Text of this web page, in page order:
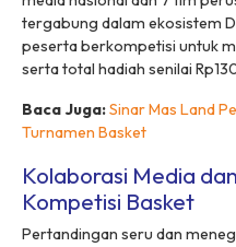
tergabung dalam ekosistem
peserta berkompetisi untuk
serta total hadiah senilai
Baca Juga:Sinar Mas Land
Turnamen Basket
Kolaborasi Media
Kompetisi Basket
Pertandingan seru dan